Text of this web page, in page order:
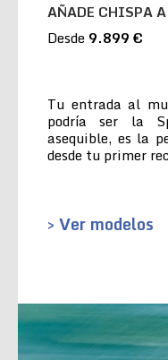
AÑADE CHISPA
Desde 9.899 €
Tu entrada al
podría ser la
asequible, es la
desde tu primer
> Ver modelos